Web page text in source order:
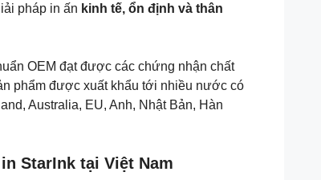
pháp in ấn kinh tế, ổn định và thân
OEM đạt được các chứng nhận chất
phẩm được xuất khẩu tới nhiều nước có
Australia, EU, Anh, Nhật Bản, Hàn
StarInk tại Việt Nam